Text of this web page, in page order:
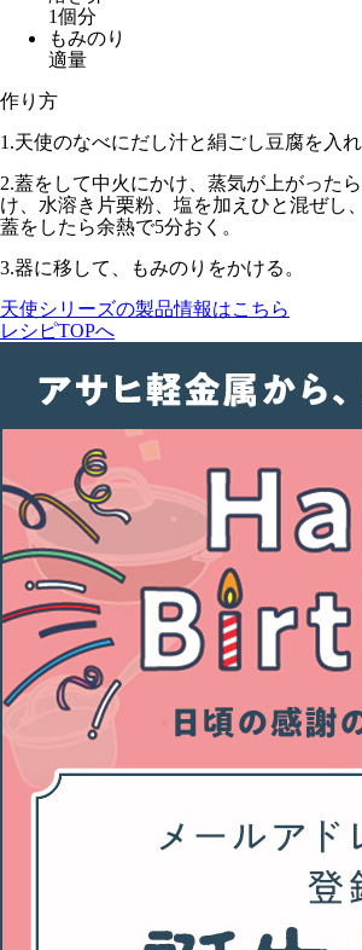
1個分
もみのり
適量
作り方
1.天使のなべにだし汁と絹ごし豆腐を入
2.蓋をして中火にかけ、蒸気が上がった
け、水溶き片栗粉、塩を加えひと混ぜし
蓋をしたら余熱で5分おく。
3.器に移して、もみのりをかける。
天使シリーズの製品情報はこちら
レシピTOPへ